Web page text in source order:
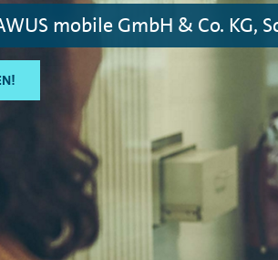
mobile GmbH & Co. KG,